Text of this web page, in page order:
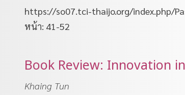
https://so07.tci-thaijo.org/index.php/
หน้า: 41-52
Book Review: Innovation
Khaing Tun